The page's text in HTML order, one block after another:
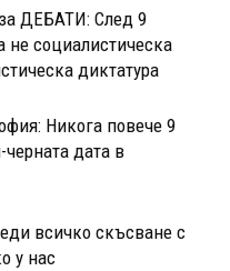
ДЕБАТИ: След 9
не социалистическа
диктатура
Никога повече 9
дата в
всичко скъсване с
у нас